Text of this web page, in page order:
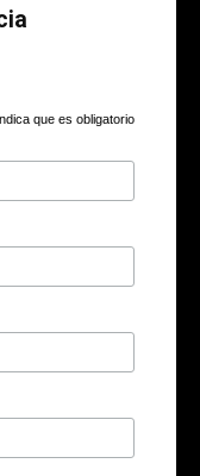
que es obligatorio